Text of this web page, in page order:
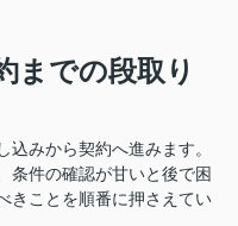
までの段取り
みから契約へ進みます。
条件の確認が甘いと後で困
きことを順番に押さえてい